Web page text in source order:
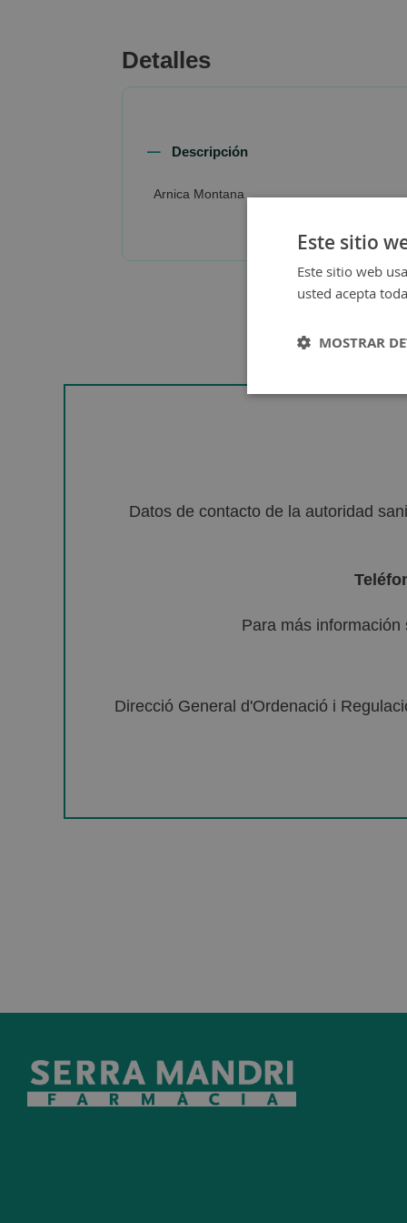
Detalles
Descripción
Arnica Montana
Datos de contacto de la autoridad
Para más
Direcció General d'Ordenació i
Este sitio
Este sitio web
usted acepta
MOSTRAR